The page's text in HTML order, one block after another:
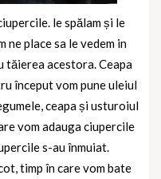
le spălam și le
ne place sa le vedem in
acestora. Ceapa
început vom pune uleiul
ceapa și usturoiul
vom adauga ciupercile
s-au înmuiat.
timp în care vom bate